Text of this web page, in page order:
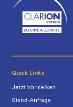
Quick Links
Jetzt Vormerken
Stand-Anfrage